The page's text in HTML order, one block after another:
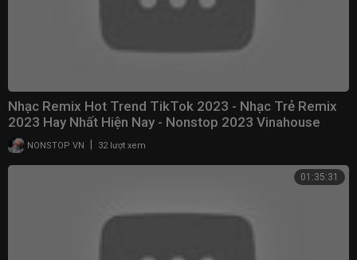
Nhạc Remix Hot Trend TikTok 2023 - Nhạc Trẻ Remix
2023 Hay Nhất Hiện Nay - Nonstop 2023 Vinahouse
NONSTOP VN 32 lượt xem
01:35:31